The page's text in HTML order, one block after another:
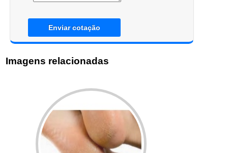
Enviar cotação
Imagens relacionadas